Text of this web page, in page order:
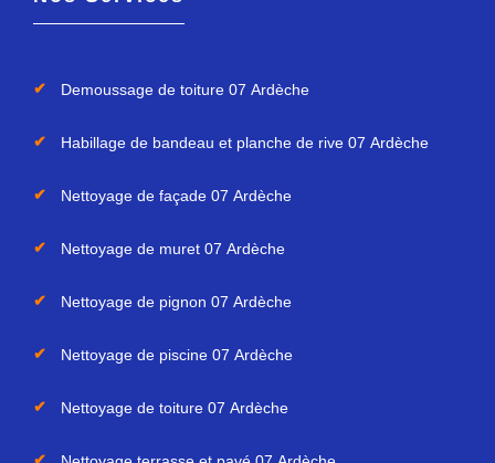
Demoussage de toiture 07 Ardèche
Habillage de bandeau et planche de rive 07 Ardèche
Nettoyage de façade 07 Ardèche
Nettoyage de muret 07 Ardèche
Nettoyage de pignon 07 Ardèche
Nettoyage de piscine 07 Ardèche
Nettoyage de toiture 07 Ardèche